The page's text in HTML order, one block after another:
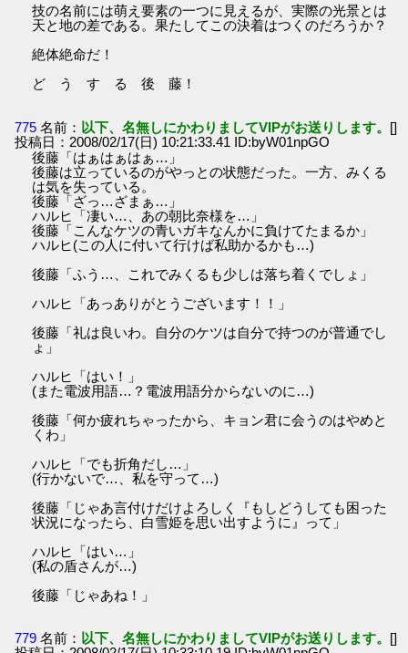
技の名前には萌え要素の一つに見えるが、実際の光景とは
天と地の差である。果たしてこの決着はつくのだろうか？
絶体絶命だ！
ど う す る 後 藤！
775 名前： 以下、名無しにかわりましてVIPがお送りします。 []
投稿日：2008/02/17(日) 10:21:33.41 ID:byW01npGO
後藤「はぁはぁはぁ…」
後藤は立っているのがやっとの状態だった。一方、みくる
は気を失っている。
後藤「ざっ…ざまぁ…」
ハルヒ「凄い…、あの朝比奈様を…」
後藤「こんなケツの青いガキなんかに負けてたまるか」
ハルヒ(この人に付いて行けば私助かるかも…)
後藤「ふう…、これでみくるも少しは落ち着くでしょ」
ハルヒ「あっありがとうございます！！」
後藤「礼は良いわ。自分のケツは自分で持つのが普通でし
ょ」
ハルヒ「はい！」
(また電波用語…？電波用語分からないのに…)
後藤「何か疲れちゃったから、キョン君に会うのはやめと
くわ」
ハルヒ「でも折角だし…」
(行かないで…、私を守って…)
後藤「じゃあ言付けだけよろしく『もしどうしても困った
状況になったら、白雪姫を思い出すように』って」
ハルヒ「はい…」
(私の盾さんが…)
後藤「じゃあね！」
779 名前： 以下、名無しにかわりましてVIPがお送りします。 []